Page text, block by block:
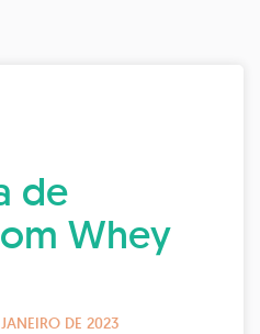
de
Whey
DE 2023